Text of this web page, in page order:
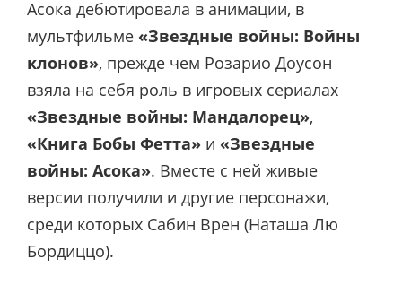
Асока дебютировала в анимации, в
мультфильме «Звездные войны: Войны
клонов», прежде чем Розарио Доусон
взяла на себя роль в игровых сериалах
«Звездные войны: Мандалорец»,
«Книга Бобы Фетта» и «Звездные
войны: Асока». Вместе с ней живые
версии получили и другие персонажи,
среди которых Сабин Врен (Наташа Лю
Бордиццо).